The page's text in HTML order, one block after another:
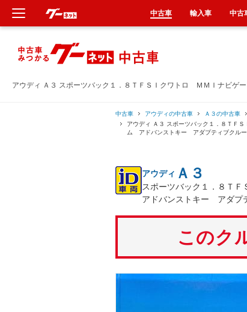
アウディ Ａ３ スポーツバック１．８ＴＦＳＩクワトロ ＭＭＩナビ
中古車 アウディの中古車 Ａ３の中古車
アウディ Ａ３ スポーツバック１．８Ｔ
ム アドバンストキー アダプティブクル
アウディ Ａ３
スポーツバック１．８Ｔ
アドバンストキー アダプ
このク
中古車 輸入車 中古
新車
中古車